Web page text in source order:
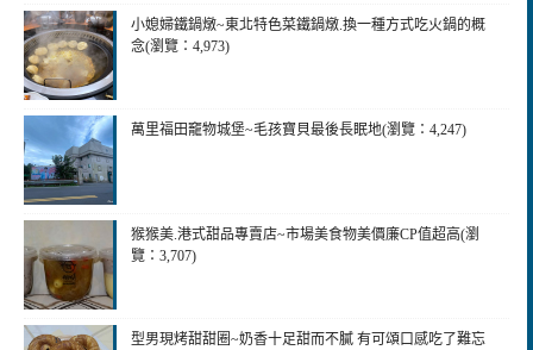
小媳婦鐵鍋燉~東北特色菜鐵鍋燉.換一種方式吃火鍋的概
念(瀏覽：4,973)
萬里福田竉物城堡~毛孩寶貝最後長眠地(瀏覽：4,247)
猴猴美.港式甜品專賣店~市場美食物美價廉CP值超高(瀏
覽：3,707)
型男現烤甜甜圈~奶香十足甜而不膩 有可頌口感吃了難忘